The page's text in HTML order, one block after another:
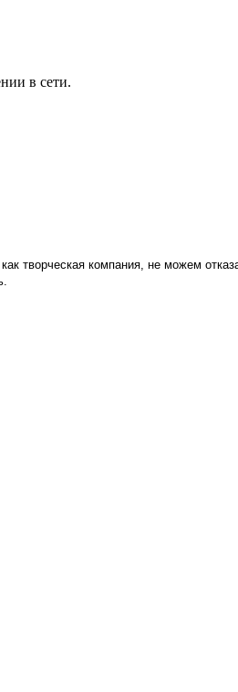
в сети.
творческая компания, не можем